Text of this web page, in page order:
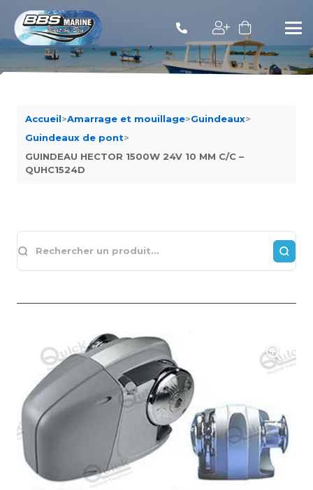
Accueil>Amarrage et mouillage>Guindeaux>
Guindeaux de pont>
GUINDEAU HECTOR 1500W 24V 10 MM C/C –
QUHC1524D